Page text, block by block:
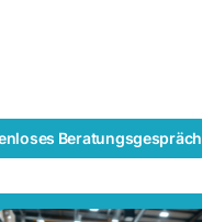
Beratungsgespräch
Personalbeschaffung